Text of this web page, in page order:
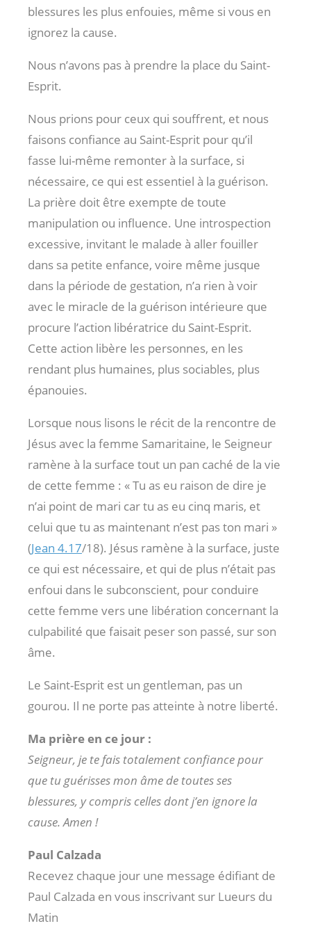
blessures les plus enfouies, même si vous en
ignorez la cause.
Nous n’avons pas à prendre la place du Saint-
Esprit.
Nous prions pour ceux qui souffrent, et nous
faisons confiance au Saint-Esprit pour qu’il
fasse lui-même remonter à la surface, si
nécessaire, ce qui est essentiel à la guérison.
La prière doit être exempte de toute
manipulation ou influence. Une introspection
excessive, invitant le malade à aller fouiller
dans sa petite enfance, voire même jusque
dans la période de gestation, n’a rien à voir
avec le miracle de la guérison intérieure que
procure l’action libératrice du Saint-Esprit.
Cette action libère les personnes, en les
rendant plus humaines, plus sociables, plus
épanouies.
Lorsque nous lisons le récit de la rencontre de
Jésus avec la femme Samaritaine, le Seigneur
ramène à la surface tout un pan caché de la vie
de cette femme : « Tu as eu raison de dire je
n’ai point de mari car tu as eu cinq maris, et
celui que tu as maintenant n’est pas ton mari »
(Jean 4.17/18). Jésus ramène à la surface, juste
ce qui est nécessaire, et qui de plus n’était pas
enfoui dans le subconscient, pour conduire
cette femme vers une libération concernant la
culpabilité que faisait peser son passé, sur son
âme.
Le Saint-Esprit est un gentleman, pas un
gourou. Il ne porte pas atteinte à notre liberté.
Ma prière en ce jour :
Seigneur, je te fais totalement confiance pour
que tu guérisses mon âme de toutes ses
blessures, y compris celles dont j’en ignore la
cause. Amen !
Paul Calzada
Recevez chaque jour une message édifiant de
Paul Calzada en vous inscrivant sur Lueurs du
Matin